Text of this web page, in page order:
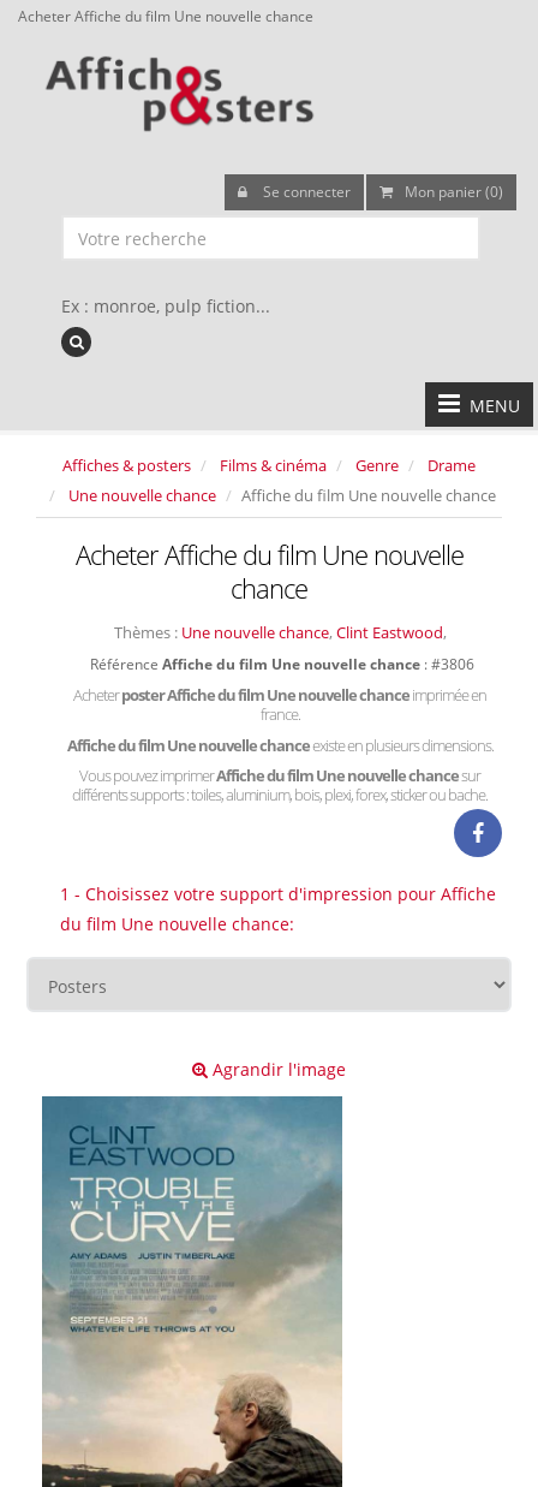
Acheter Affiche du film Une nouvelle chance
Se connecter Mon panier (0)
Ex : monroe, pulp fiction...
MENU
Affiches & posters Films & cinéma Genre
Drame
Une nouvelle chance
Affiche du film Une nouvelle chance
Acheter Affiche du film Une nouvelle
chance
Thèmes : Une nouvelle chance, Clint Eastwood,
Référence Affiche du film Une nouvelle chance : #3806
Acheterposter Affiche du film Une nouvelle chanceimprimée en
france.
Affiche du film Une nouvelle chanceexiste en plusieurs dimensions.
Vous pouvez imprimerAffiche du film Une nouvelle chancesur
différents supports : toiles, aluminium, bois, plexi, forex, sticker ou bache.
1 - Choisissez votre support d'impression pour Affiche
du film Une nouvelle chance:
Agrandir l'image